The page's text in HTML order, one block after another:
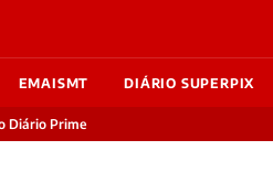
EMAISMT DIÁRIO SUPERPIX
Diário Prime